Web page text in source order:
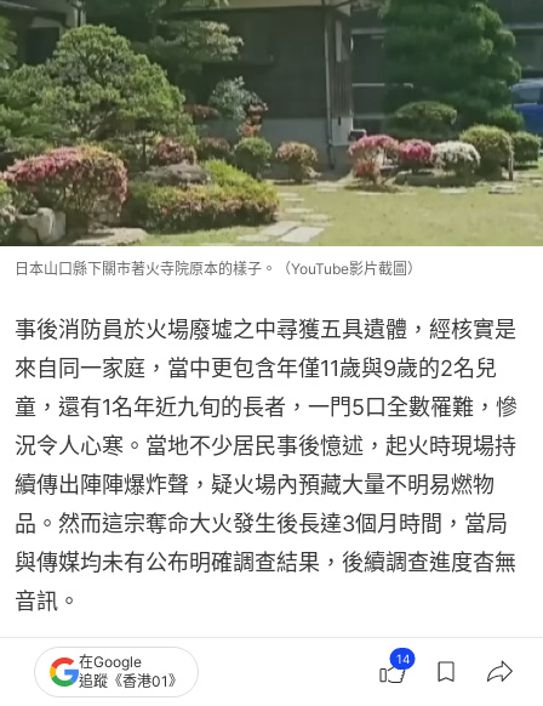
日本山口縣下關市著火寺院原本的樣子。（YouTube影片截圖）
事後消防員於火場廢墟之中尋獲五具遺體，經核實是
來自同一家庭，當中更包含年僅11歲與9歲的2名兒
童，還有1名年近九旬的長者，一門5口全數罹難，慘
況令人心寒。當地不少居民事後憶述，起火時現場持
續傳出陣陣爆炸聲，疑火場內預藏大量不明易燃物
品。然而這宗奪命大火發生後長達3個月時間，當局
與傳媒均未有公布明確調查結果，後續調查進度杳無
音訊。
全文： 日本古蹟連環神秘火！一家五口滅門包括2兒
在Google
追蹤《香港01》
14